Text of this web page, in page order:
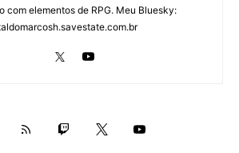
com elementos de RPG. Meu Bluesky: